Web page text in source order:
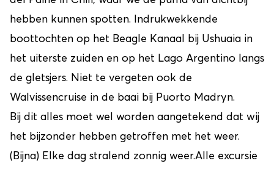
hebben kunnen spotten. Indrukwekkende
boottochten op het Beagle Kanaal bij Ushuaia in
het uiterste zuiden en op het Lago Argentino langs
de gletsjers. Niet te vergeten ook de
Walvissencruise in de baai bij Puorto Madryn.
Bij dit alles moet wel worden aangetekend dat wij
het bijzonder hebben getroffen met het weer.
(Bijna) Elke dag stralend zonnig weer.Alle excursie